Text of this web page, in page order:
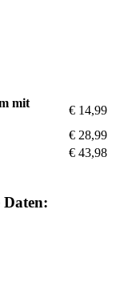
mit
€ 14,99
€ 28,99
€ 43,98